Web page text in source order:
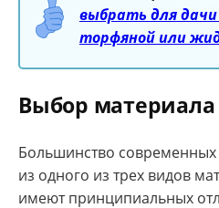
выбрать для
торфяной или
Выбор материала
Большинство
из одного из трех видов
имеют принципиальных